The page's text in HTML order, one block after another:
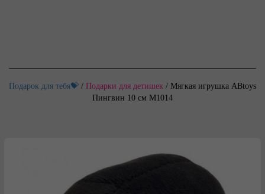
Подарок для тебя💝 / Подарки для детишек / Мягкая игрушка ABtoys
Пингвин 10 см M1014